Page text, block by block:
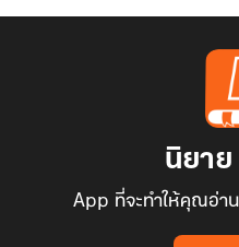
นิยาย
App ที่จะทำให้คุณอ่า